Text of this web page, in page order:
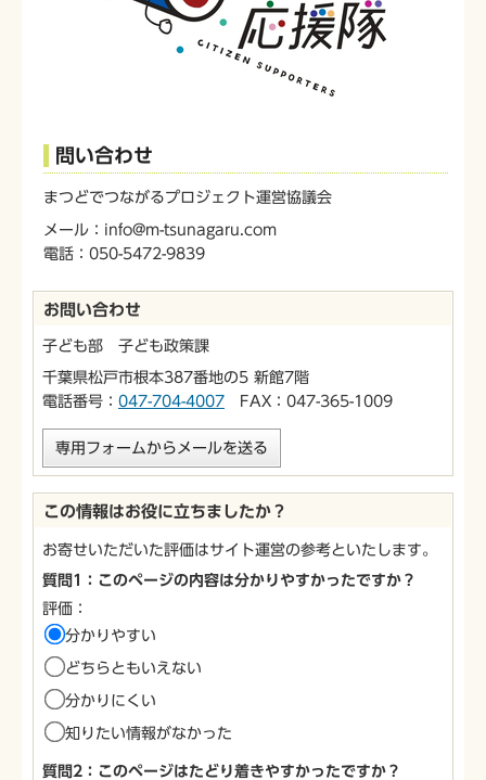
問い合わせ
まつどでつながるプロジェクト運営協議会
メール：info@m-tsunagaru.com
電話：050-5472-9839
お問い合わせ
子ども部 子ども政策課
千葉県松戸市根本387番地の5 新館7階
電話番号： 047-704-4007 FAX：047-365-1009
専用フォームからメールを送る
この情報はお役に立ちましたか？
お寄せいただいた評価はサイト運営の参考といたします。
質問1：このページの内容は分かりやすかったですか？
評価：
分かりやすい
どちらともいえない
分かりにくい
知りたい情報がなかった
質問2：このページはたどり着きやすかったですか？